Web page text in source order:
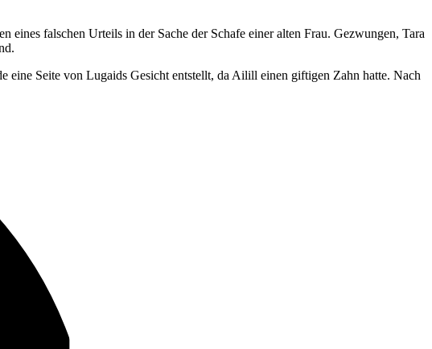
falschen Urteils in der Sache der Schafe einer alten Frau. Gezwungen, Tara
eine Seite von Lugaids Gesicht entstellt, da Ailill einen giftigen Zahn hatte. Nach